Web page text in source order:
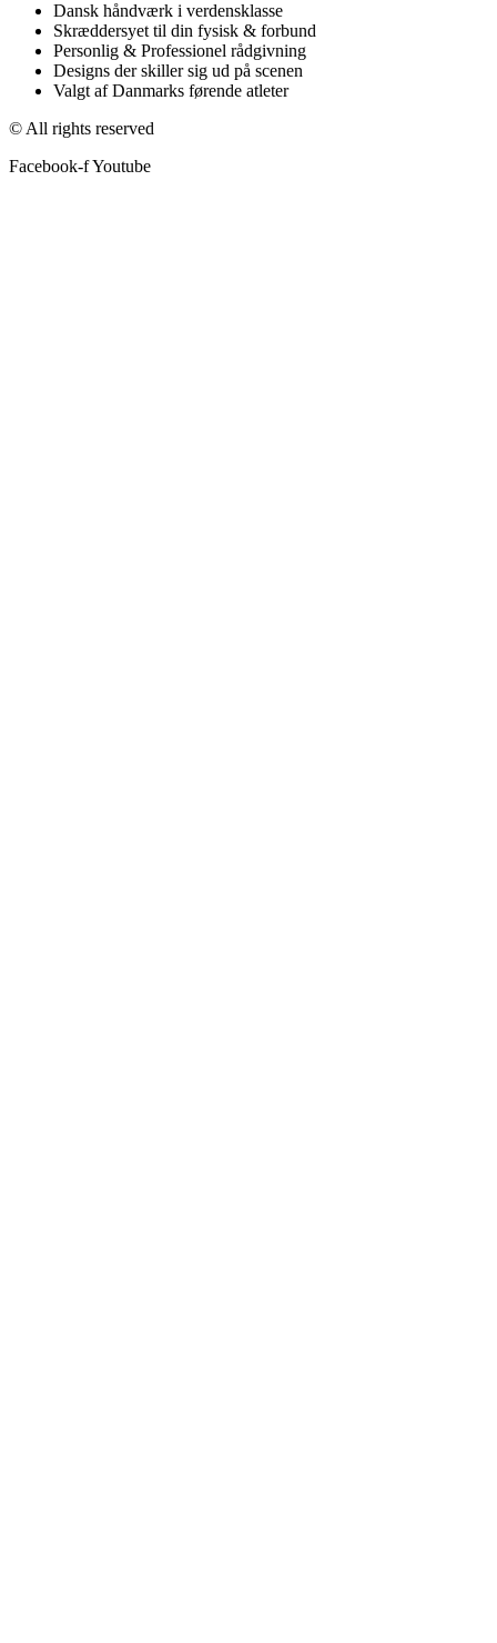
Dansk håndværk i verdensklasse
Skræddersyet til din fysisk & forbund
Personlig & Professionel rådgivning
Designs der skiller sig ud på scenen
Valgt af Danmarks førende atleter
© All rights reserved
Facebook-fYoutube